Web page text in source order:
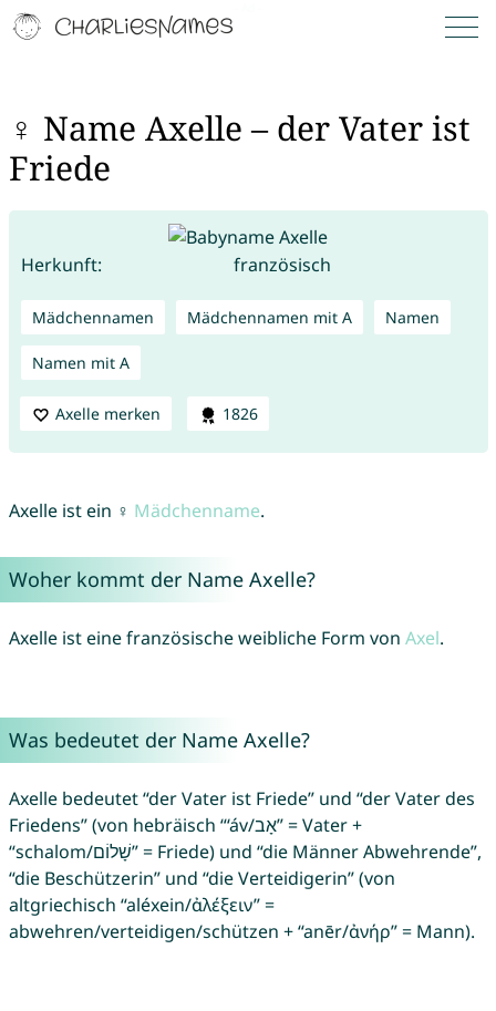
♀ Name Axelle – der Vater ist
Friede
Herkunft: französisch
Mädchennamen Mädchennamen mit A Namen
Namen mit A
Axelle merken 1826
Axelle ist ein ♀ Mädchenname.
Woher kommt der Name Axelle?
Axelle ist eine französische weibliche Form von Axel.
Was bedeutet der Name Axelle?
Axelle bedeutet “der Vater ist Friede” und “der Vater des
Friedens” (von hebräisch “‘áv/אָב” = Vater +
“schalom/שָׁלוֹם” = Friede) und “die Männer Abwehrende”,
“die Beschützerin” und “die Verteidigerin” (von
altgriechisch “aléxein/ἀλέξειν” =
abwehren/verteidigen/schützen + “anēr/ἀνήρ” = Mann).